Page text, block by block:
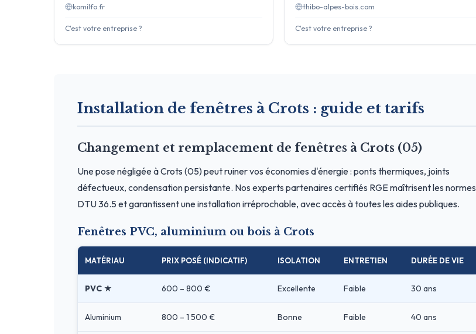
komilfo.fr
C'est votre entreprise ?
thibo-alpes-bois.com
C'est votre entreprise ?
Installation de fenêtres à Crots : guide et tarifs
Changement et remplacement de fenêtres à Crots (05)
Une pose négligée à Crots (05) peut ruiner vos économies d'énergie : ponts thermiques, joints
défectueux, condensation persistante. Nos experts partenaires certifiés RGE maîtrisent les normes
DTU 36.5 et garantissent une installation irréprochable, avec accès à toutes les aides publiques.
Fenêtres PVC, aluminium ou bois à Crots
MATÉRIAU PRIX POSÉ (INDICATIF) ISOLATION ENTRETIEN DURÉE DE VIE
PVC ★ 600 – 800 € Excellente Faible 30 ans
Aluminium 800 – 1 500 € Bonne Faible 40 ans